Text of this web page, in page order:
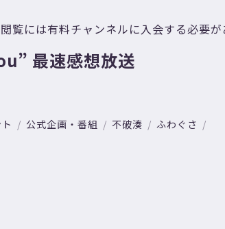
には有料チャンネルに入会する必要が
最速感想放送
公式企画・番組 不破湊 ふわぐさ